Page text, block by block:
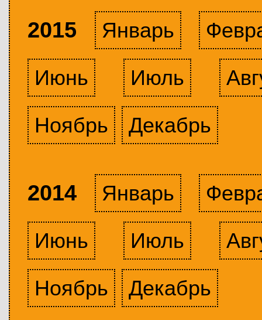
2015 Январь
Июнь
Июль
Ноябрь
Декабрь
2014 Январь
Июнь
Июль
Ноябрь
Декабрь